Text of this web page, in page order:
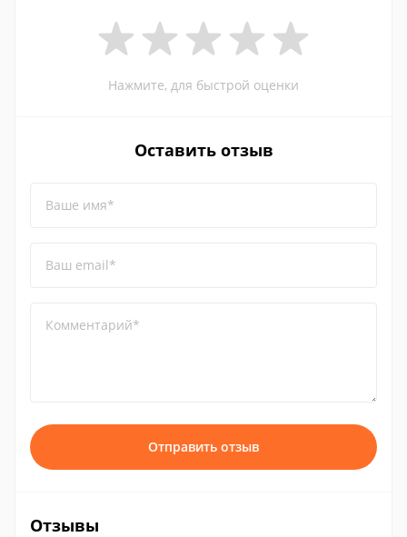
Нажмите, для быстрой оценки
Оставить отзыв
Ваше имя*
Ваш email*
Комментарий*
Отправить отзыв
Отзывы